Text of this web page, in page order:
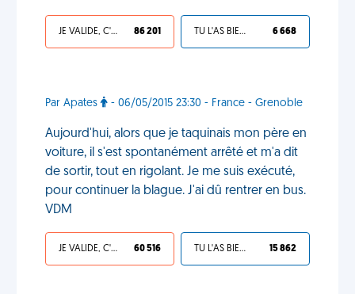
JE VALIDE, C'EST UNE VDM 86 201 TU L'AS BIEN MÉRITÉ 6 668
Par Apates - 06/05/2015 23:30 - France - Grenoble
Aujourd'hui, alors que je taquinais mon père en
voiture, il s'est spontanément arrêté et m'a dit
de sortir, tout en rigolant. Je me suis exécuté,
pour continuer la blague. J'ai dû rentrer en bus.
VDM
JE VALIDE, C'EST UNE VDM 60 516 TU L'AS BIEN MÉRITÉ 15 862